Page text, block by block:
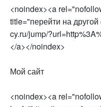
<noindex><a
title="перейти на
cy.ru/jump/
</a></noindex>
Мой сайт
<noindex><a